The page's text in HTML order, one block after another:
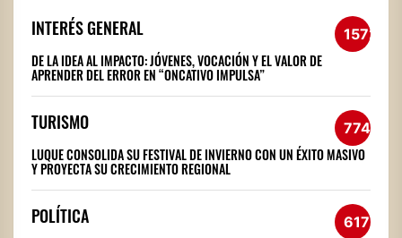
INTERÉS GENERAL 1572
DE LA IDEA AL IMPACTO: JÓVENES, VOCACIÓN Y EL VALOR DE
APRENDER DEL ERROR EN “ONCATIVO IMPULSA”
TURISMO 774
LUQUE CONSOLIDA SU FESTIVAL DE INVIERNO CON UN ÉXITO MASIVO
Y PROYECTA SU CRECIMIENTO REGIONAL
POLÍTICA 617